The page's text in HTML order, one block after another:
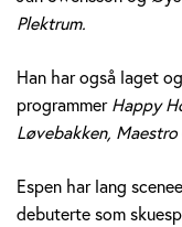
H
o
l
m
Plektrum.
Han har også laget
programmerHappy
Løvebakken, Maestro
Espen har lang
debuterte som